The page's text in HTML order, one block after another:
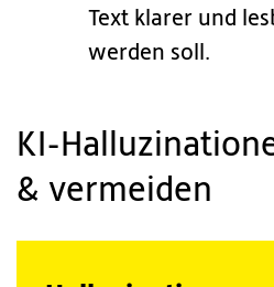
Text klarer und
werden soll.
KI-
& vermeiden